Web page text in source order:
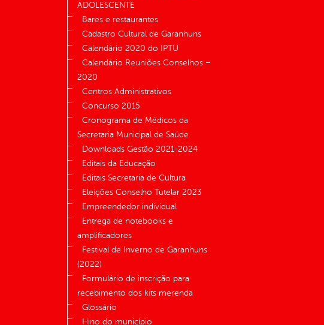
ADOLESCENTE
Bares e restaurantes
Cadastro Cultural de Garanhuns
Calendário 2020 do IPTU
Calendário Reuniões Conselhos –
2020
Centros Administrativos
Concurso 2015
Cronograma de Médicos da
Secretaria Municipal de Saúde
Downloads Gestão 2021-2024
Editais da Educação
Editais Secretaria de Cultura
Eleições Conselho Tutelar 2023
Empreendedor individual
Entrega de notebooks e
amplificadores
Festival de Inverno de Garanhuns
(2022)
Formulário de inscrição para
recebimento dos kits merenda
Glossário
Hino do município